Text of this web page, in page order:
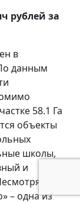
рублей за
в
данным
58.1 Га
объекты
школы,
и
на
– одна из